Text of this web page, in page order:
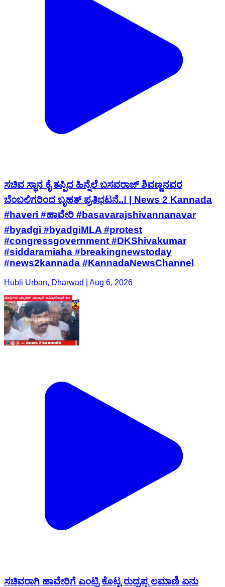
ಸಚಿವ ಸ್ಥಾನ ಕೈ ತಪ್ಪಿದ ಹಿನ್ನೆಲೆ ಬಸವರಾಜ್ ಶಿವಣ್ಣನವರ
ಬೆಂಬಲಿಗರಿಂದ ಬೃಹತ್ ಪ್ರತಿಭಟನೆ..! | News 2 Kannada
#haveri #ಹಾವೇರಿ #basavarajshivannanavar
#byadgi #byadgiMLA #protest
#congressgovernment #DKShivakumar
#siddaramiaha #breakingnewstoday
#news2kannada #KannadaNewsChannel
Hubli Urban, Dharwad | Aug 6, 2026
ಸಚಿವರಾಗಿ ಹಾವೇರಿಗೆ ಎಂಟ್ರಿ ಕೊಟ್ಟ ರುದ್ರಪ್ಪ ಲಮಾಣಿ ಏನು